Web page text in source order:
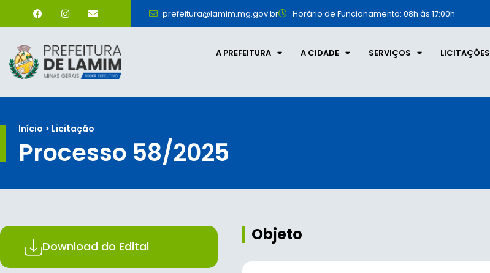
prefeitura@lamim.mg.gov.br Horário de Funcionamento: 08h às 17:00h
A PREFEITURA A CIDADE SERVIÇOS LICITAÇÕES
Início > Licitação
Processo 58/2025
Download do Edital
Objeto